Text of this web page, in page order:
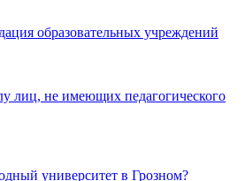
образовательных учреждений
лиц, не имеющих педагогического
университет в Грозном?